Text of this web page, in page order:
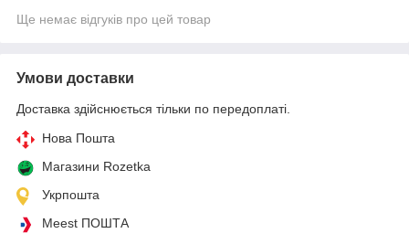
Ще немає відгуків про цей товар
Умови доставки
Доставка здійснюється тільки по передоплаті.
Нова Пошта
Магазини Rozetka
Укрпошта
Meest ПОШТА